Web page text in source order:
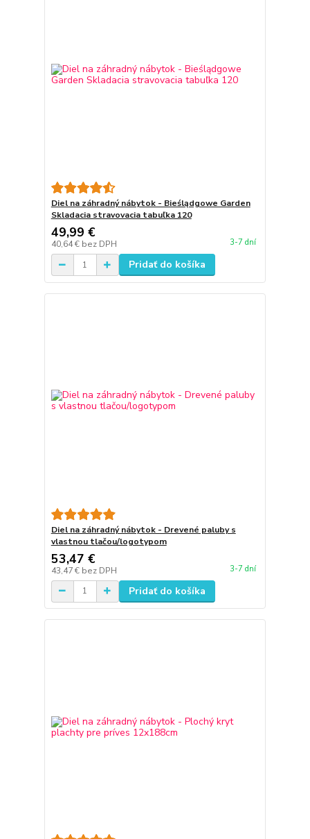
Diel na záhradný nábytok - Bieślądgowe Garden
Skladacia stravovacia tabuľka 120
49,99 €
40,64 € bez DPH 3-7 dní
Pridať do košíka
Diel na záhradný nábytok - Drevené paluby s
vlastnou tlačou/logotypom
53,47 €
43,47 € bez DPH 3-7 dní
Pridať do košíka